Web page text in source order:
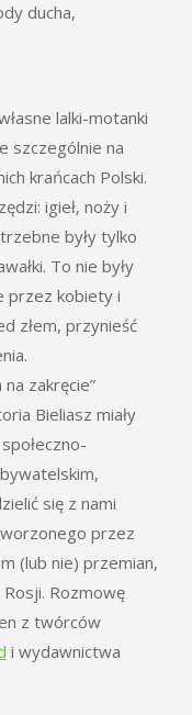
ducha,
lalki-motanki
szczególnie na
krańcach Polski.
igieł, noży i
były tylko
To nie były
przez kobiety i
złem, przynieść
zakręcie”
Bieliasz miały
się z nami
przez
(lub nie) przemian,
Rozmowę
z twórców
i wydawnictwa